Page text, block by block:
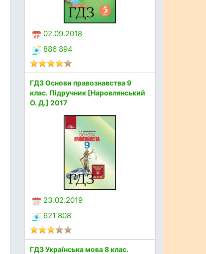
02.09.2018
886 894
ГДЗ Основи правознавства 9
клас. Підручник [Наровлянський
О. Д.] 2017
23.02.2019
621 808
ГДЗ Українська мова 8 клас.